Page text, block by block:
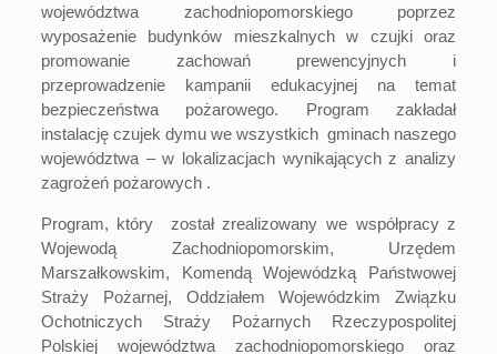
województwa zachodniopomorskiego poprzez
wyposażenie budynków mieszkalnych w czujki oraz
promowanie zachowań prewencyjnych i
przeprowadzenie kampanii edukacyjnej na temat
bezpieczeństwa pożarowego. Program zakładał
instalację czujek dymu we wszystkich gminach naszego
województwa – w lokalizacjach wynikających z analizy
zagrożeń pożarowych .
Program, który został zrealizowany we współpracy z
Wojewodą Zachodniopomorskim, Urzędem
Marszałkowskim, Komendą Wojewódzką Państwowej
Straży Pożarnej, Oddziałem Wojewódzkim Związku
Ochotniczych Straży Pożarnych Rzeczypospolitej
Polskiej województwa zachodniopomorskiego oraz